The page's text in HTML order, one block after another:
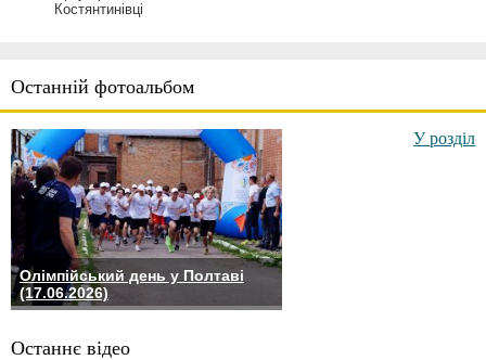
Останній фотоальбом
Олімпійський день у Полтаві
(17.06.2026)
У розділ
Останнє відео
Костянтинівці